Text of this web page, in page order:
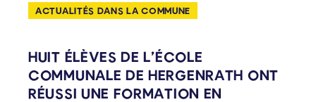
ACTUALITÉS DANS LA COMMUNE
HUIT ÉLÈVES DE L’ÉCOLE
COMMUNALE DE HERGENRATH ONT
RÉUSSI UNE FORMATION EN